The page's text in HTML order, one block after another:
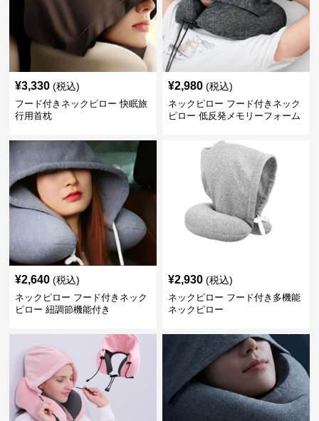
¥3,330 (税込)
フード付きネックピロー 快眠旅
行用首枕
¥2,980 (税込)
ネックピロー フード付きネック
ピロー 低反発メモリーフォーム
¥2,640 (税込)
ネックピロー フード付きネック
ピロー 紐調節機能付き
¥2,930 (税込)
ネックピロー フード付き多機能
ネックピロー